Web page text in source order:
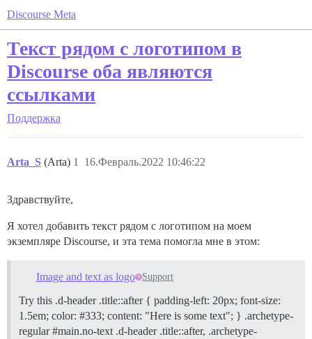
Discourse Meta
Текст рядом с логотипом в
Discourse оба являются
ссылками
Поддержка
Arta_S (Arta) 16.Февраль.2022 10:46:22
1
Здравствуйте,
Я хотел добавить текст рядом с логотипом на моем
экземпляре Discourse, и эта тема помогла мне в этом:
Image and text as logo Support
Try this .d-header .title::after { padding-left: 20px; font-size:
1.5em; color: #333; content: "Here is some text"; } .archetype-
regular #main.no-text .d-header .title::after, .archetype-